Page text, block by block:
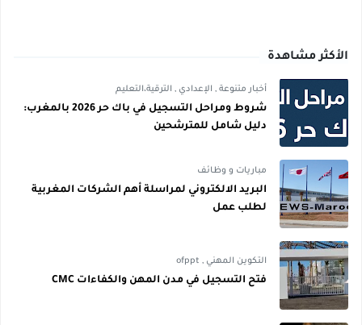
الأكثر مشاهدة
أخبار متنوعة , الإعدادي , الترقية،التعليم
شروط ومراحل التسجيل في باك حر 2026 بالمغرب:
دليل شامل للمترشحين
مباريات و وظائف
البريد الالكتروني لمراسلة أهم الشركات المغربية
لطلب عمل
التكوين المهني ,
ofppt
فتح التسجيل في مدن المهن والكفاءات CMC